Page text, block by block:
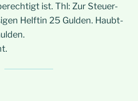
ist. Thl: Zur Steuer-
Helftin 25 Gulden. Haubt-